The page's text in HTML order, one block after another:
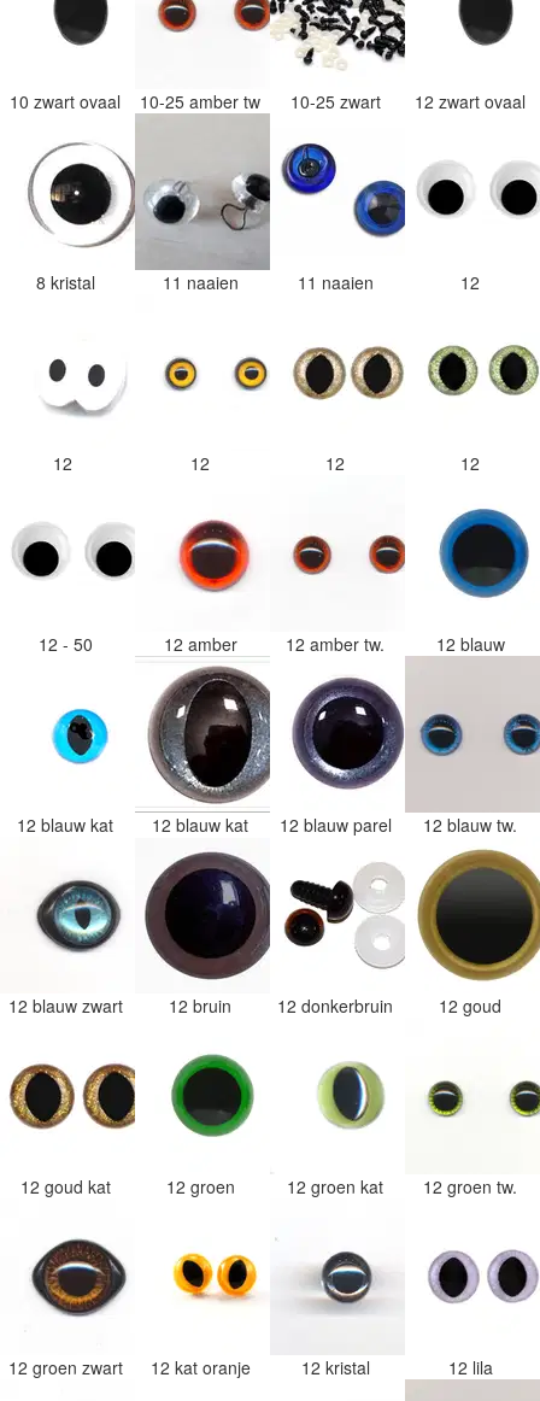
10 zwart ovaal 10-25 amber tw 10-25 zwart 12 zwart ovaal
8 kristal 11 naaien 11 naaien 12
12 12 12 12
12 - 50 12 amber 12 amber tw. 12 blauw
12 blauw kat 12 blauw kat 12 blauw parel 12 blauw tw.
12 blauw zwart 12 bruin 12 donkerbruin 12 goud
12 goud kat 12 groen 12 groen kat 12 groen tw.
12 groen zwart 12 kat oranje 12 kristal 12 lila